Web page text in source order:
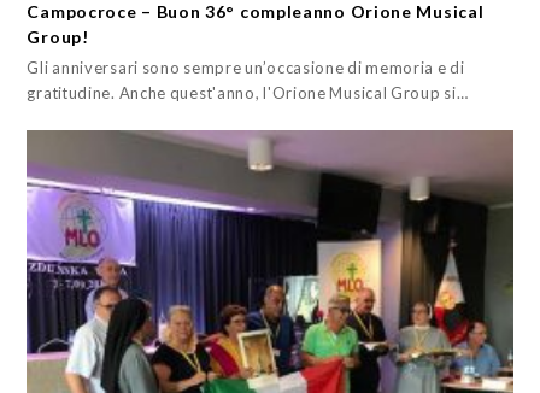
Campocroce – Buon 36° compleanno Orione Musical
Group!
Gli anniversari sono sempre un’occasione di memoria e di
gratitudine. Anche quest'anno, l'Orione Musical Group si…